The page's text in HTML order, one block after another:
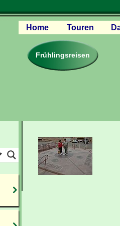
Home
Touren
Canyon Region
Rocky
Pazifischer
Frühlingsreisen